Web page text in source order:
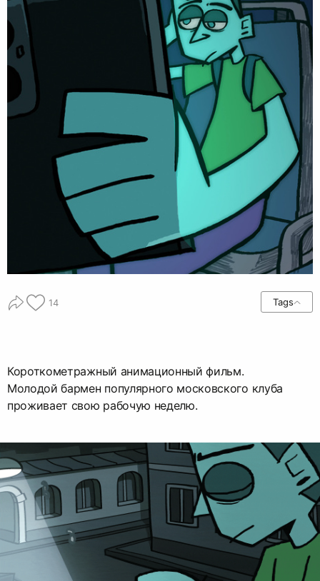
14 Tags
Короткометражный анимационный фильм.
Молодой бармен популярного московского клуба
проживает свою рабочую неделю.